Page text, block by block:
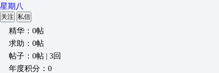
星期八
关注 私信
精华：0帖
求助：0帖
帖子：0帖 | 3回
年度积分：0